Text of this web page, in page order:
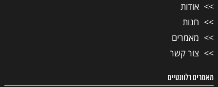
אודות
חנות
מאמרים
צור קשר
מאמרים רלוונטיים